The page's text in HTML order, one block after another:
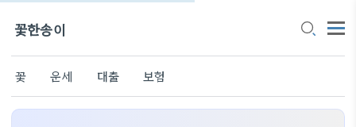
꽃한송이
꽃 운세 대출 보험